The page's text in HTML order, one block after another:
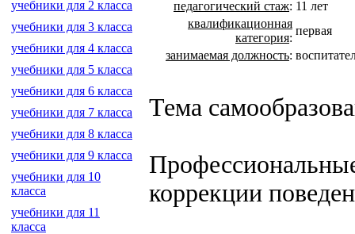
учебники для 2 класса
учебники для 3 класса
учебники для 4 класса
учебники для 5 класса
учебники для 6 класса
учебники для 7 класса
учебники для 8 класса
учебники для 9 класса
учебники для 10
класса
учебники для 11
класса
педагогический стаж: 11 лет
квалификационная
категория:
первая
занимаемая должность:
Тема
коррекции